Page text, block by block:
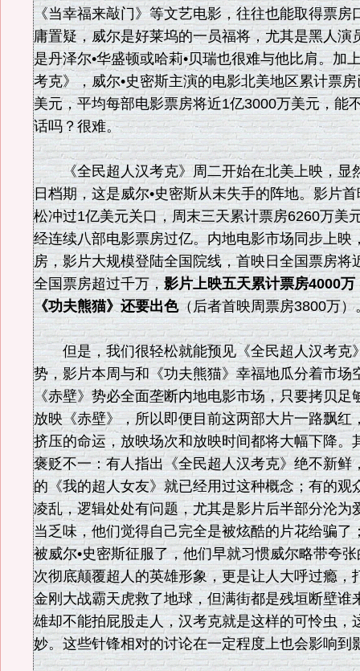
《当幸福来敲门》等文艺电影，往往也能取得票房
庸置疑，威尔是好莱坞的一员福将，尤其是黑人演
是丹泽尔•华盛顿或哈莉•贝瑞也很难与他比肩。加
考克》，威尔•史密斯主演的电影北美地区累计票
美元，平均每部电影票房将近1亿3000万美元，能
话吗？很难。
《全民超人汉考克》周二开始在北美上映，显
日档期，这是威尔•史密斯从未失手的阵地。影片
松冲过1亿美元关口，周末三天累计票房6260万美
经连续八部电影票房过亿。内地电影市场同步上映
房，影片大规模登陆全国院线，首映日全国票房将
全国票房超过千万，影片上映五天累计票房4000万
《功夫熊猫》还要出色（后者首映周票房3800万）
但是，我们很轻松就能预见《全民超人汉考克
势，影片本周与和《功夫熊猫》幸福地瓜分着市场
《赤壁》势必全面垄断内地电影市场，只要拷贝足
放映《赤壁》，所以即便目前这两部大片一路飘红
挤压的命运，放映场次和放映时间都将大幅下降。
褒贬不一：有人指出《全民超人汉考克》绝不新鲜
的《我的超人女友》就已经用过这种概念；有的观
凌乱，逻辑处处有问题，尤其是影片后半部分沦为
当乏味，他们觉得自己完全是被炫酷的片花给骗了
被威尔•史密斯征服了，他们早就习惯威尔略带夸
次彻底颠覆超人的英雄形象，更是让人大呼过瘾，
金刚大战霸天虎救了地球，但满街都是残垣断壁谁
雄却不能拍屁股走人，汉考克就是这样的可怜虫，
妙。这些针锋相对的讨论在一定程度上也会影响到